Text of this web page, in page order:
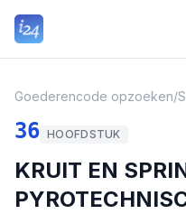
Goederencode opzoeken/
36 HOOFDSTUK
KRUIT EN